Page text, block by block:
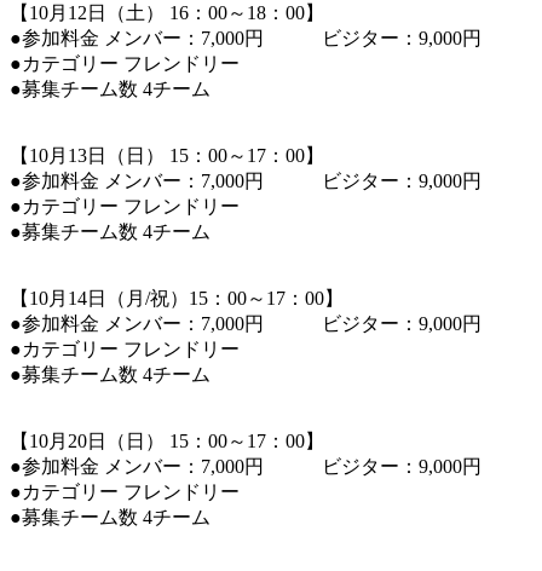
【10月12日（土） 16：00～18：00】
●参加料金 メンバー：7,000円 ビジター：9,000円
●カテゴリー フレンドリー
●募集チーム数 4チーム
【10月13日（日） 15：00～17：00】
●参加料金 メンバー：7,000円 ビジター：9,000円
●カテゴリー フレンドリー
●募集チーム数 4チーム
【10月14日（月/祝）15：00～17：00】
●参加料金 メンバー：7,000円 ビジター：9,000円
●カテゴリー フレンドリー
●募集チーム数 4チーム
【10月20日（日） 15：00～17：00】
●参加料金 メンバー：7,000円 ビジター：9,000円
●カテゴリー フレンドリー
●募集チーム数 4チーム